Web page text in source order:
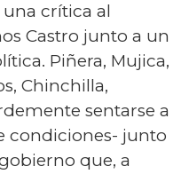
crítica al
Castro junto a un
Piñera, Mujica,
Chinchilla,
sentarse a
condiciones- junto
que, a